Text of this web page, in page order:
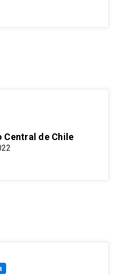
Central de Chile